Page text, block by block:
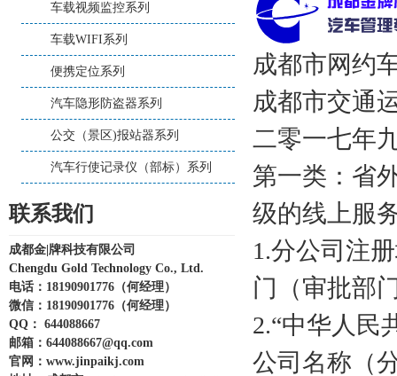
车载视频监控系列
车载WIFI系列
便携定位系列
汽车隐形防盗器系列
公交（景区)报站器系列
汽车行使记录仪（部标）系列
联系我们
成都金|牌科技有限公司
Chengdu Gold Technology Co., Ltd.
电话：18190901776（何经理）
微信： 18190901776 （何经理）
QQ： 644088667
邮箱： 644088667@qq.com
官网： www.jinpaikj.com
成都市网约
成都市交通
二零一七年
第一类：省
级的线上服
1.分公司注
门（审批部
2.“中华人民
公司名称（